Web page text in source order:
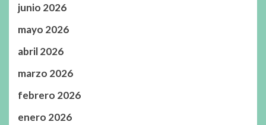
junio 2026
mayo 2026
abril 2026
marzo 2026
febrero 2026
enero 2026